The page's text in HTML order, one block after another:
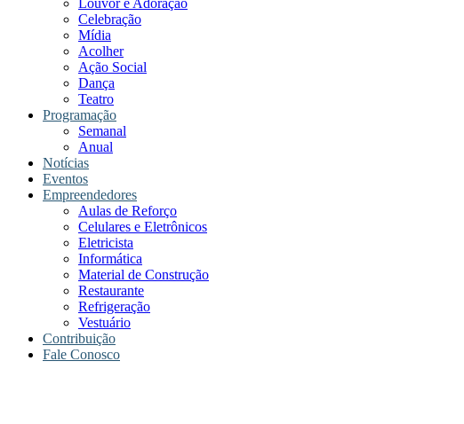
Louvor e Adoração
Celebração
Mídia
Acolher
Ação Social
Dança
Teatro
Programação
Semanal
Anual
Notícias
Eventos
Empreendedores
Aulas de Reforço
Celulares e Eletrônicos
Eletricista
Informática
Material de Construção
Restaurante
Refrigeração
Vestuário
Contribuição
Fale Conosco